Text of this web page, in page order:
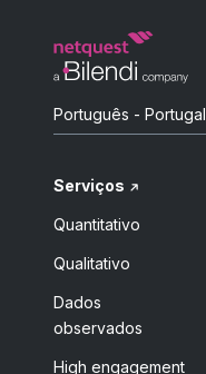
Português - Portugal
Serviços
Quantitativo
Qualitativo
Dados
observados
High engagement